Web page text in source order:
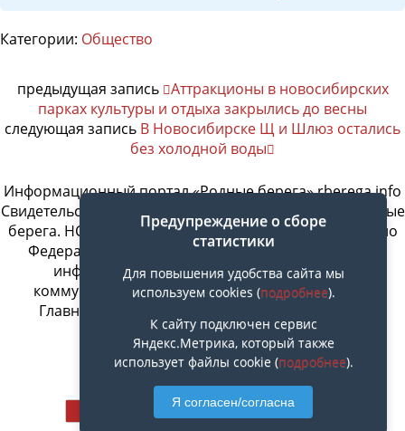
Категории: Общество
предыдущая запись Аттракционы в новосибирских
парках культуры и отдыха закрылись до весны
следующая запись В Новосибирске Щ и Шлюз остались
без холодной воды
Информационный портал «Родные берега» rberega.info
Свидетельство о регистрации сетевого издания «Родные
берега. НСК»: Эл № ФС77-74717 от 11.01.2019 г., выдано
Федеральной службой по надзору в сфере связи,
информационных технологий и массовых
коммуникаций. Учредитель ООО «СовИнформ».
Главный редактор Байжанов Ерлан Омарович
Предупреждение о сборе
статистики
Для повышения удобства сайта мы
используем cookies (подробнее).
К сайту подключен сервис
Яндекс.Метрика, который также
использует файлы cookie (подробнее).
Я согласен/согласна
Наверх
Компьютерная